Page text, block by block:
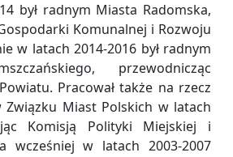
był radnym Miasta Radomska,
Komunalnej i Rozwoju
w latach 2014-2016 był radnym
przewodnicząc
Pracował także na rzecz
Związku Miast Polskich w latach
Komisją Polityki Miejskiej i
wcześniej w latach 2003-2007